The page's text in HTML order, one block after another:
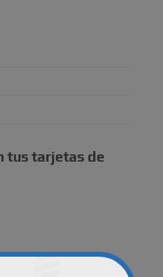
tus tarjetas de